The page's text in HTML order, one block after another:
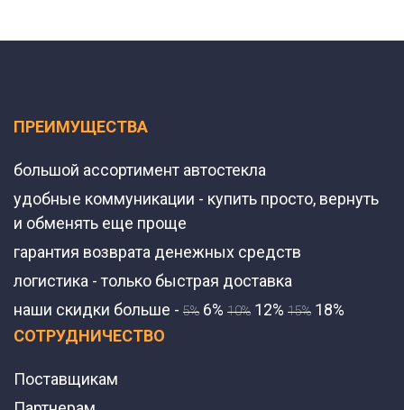
ПРЕИМУЩЕСТВА
большой ассортимент автостекла
удобные коммуникации - купить просто, вернуть
и обменять еще проще
гарантия возврата денежных средств
логистика - только быстрая доставка
наши скидки больше - 5% 6% 10% 12% 15% 18%
СОТРУДНИЧЕСТВО
Поставщикам